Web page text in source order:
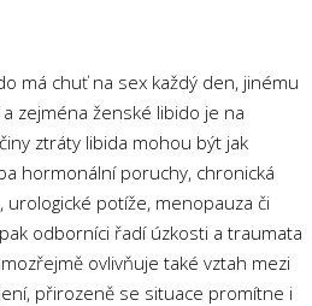
má chuť na sex každý den, jinému
zejména ženské libido je na
ztráty libida mohou být jak
hormonální poruchy, chronická
potíže, menopauza či
odborníci řadí úzkosti a traumata
ovlivňuje také vztah mezi
přirozeně se situace promítne i